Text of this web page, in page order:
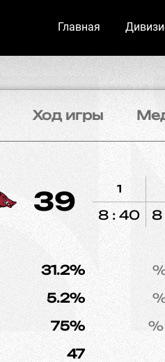
Главная
Ход игры
39 1
8 : 40 8
31.2%
5.2%
75%
47